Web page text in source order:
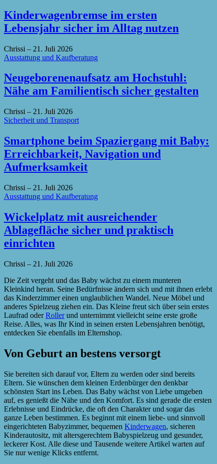
Kinderwagenbremse im ersten
Lebensjahr sicher im Alltag nutzen
Chrissi – 21. Juli 2026
Ausstattung und Kaufberatung
Neugeborenenaufsatz am Hochstuhl:
Nähe am Familientisch sicher gestalten
Chrissi – 21. Juli 2026
Sicherheit und Transport
Smartphone beim Spaziergang mit Baby:
Erreichbarkeit, Navigation und
Aufmerksamkeit
Chrissi – 21. Juli 2026
Ausstattung und Kaufberatung
Wickelplatz mit ausreichender
Ablagefläche sicher und praktisch
einrichten
Chrissi – 21. Juli 2026
Die Zeit vergeht und das Baby wächst zu einem munteren
Kleinkind heran. Seine Bedürfnisse ändern sich und mit ihnen erlebt
das Kinderzimmer einen unglaublichen Wandel. Neue Möbel und
anderes Spielzeug ziehen ein. Das Kleine freut sich über sein erstes
Laufrad oderRollerund unternimmt vielleicht seine erste große
Reise. Alles, was Ihr Kind in seinen ersten Lebensjahren benötigt,
entdecken Sie ebenfalls im Elternshop.
Von Geburt an bestens versorgt
Sie bereiten sich darauf vor, Eltern zu werden oder sind bereits
Eltern. Sie wünschen dem kleinen Erdenbürger den denkbar
schönsten Start ins Leben. Das Baby wächst von Liebe umgeben
auf, es genießt die Nähe und den Komfort. Es sind gerade die ersten
Erlebnisse und Eindrücke, die oft den Charakter und sogar das
ganze Leben bestimmen. Es beginnt mit einem liebe- und sinnvoll
eingerichteten Babyzimmer, bequemen Kinderwagen, sicheren
Kinderautositz, mit altersgerechtem Babyspielzeug und gesunder,
leckerer Kost. Alle diese und Tausende weitere Artikel warten auf
Sie nur wenige Klicks entfernt.